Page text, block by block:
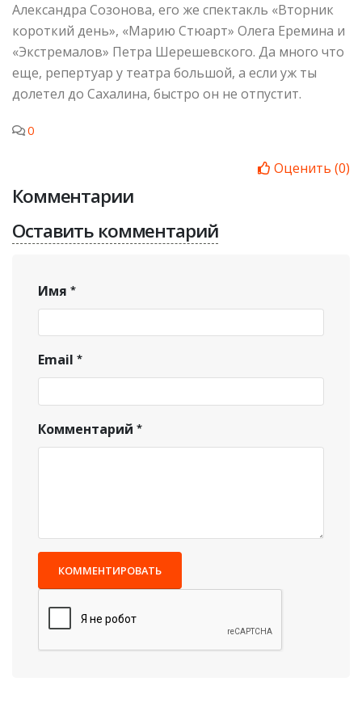
Александра Созонова, его же спектакль «Вторник
короткий день», «Марию Стюарт» Олега Еремина и
«Экстремалов» Петра Шерешевского. Да много что
еще, репертуар у театра большой, а если уж ты
долетел до Сахалина, быстро он не отпустит.
0
Оценить (0)
Комментарии
Оставить комментарий
Имя
Email
Комментарий
КОММЕНТИРОВАТЬ